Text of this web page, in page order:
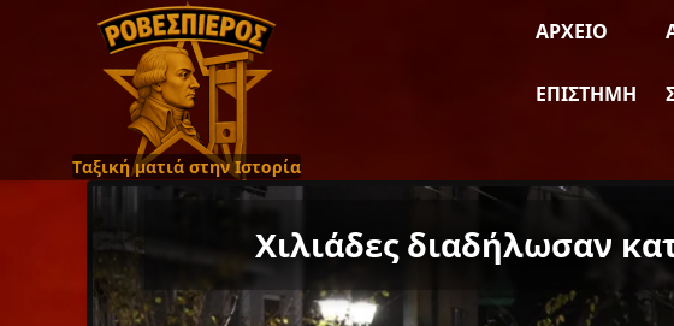
Ταξική ματιά στην Ιστορία
ΑΡΧΕΊΟ
ΕΠΙΣΤΉΜΗ
Χιλιάδες διαδήλωσαν